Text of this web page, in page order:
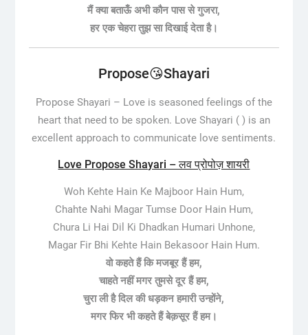
मैं क्या बताऊँ अभी कौन पास से गुजरा,
हर एक चेहरा तुझ सा दिखाई देता है।
Propose😘Shayari
Propose Shayari – Love is seasoned feelings of the
heart that need to be spoken. Love Shayari ( ) is an
excellent approach to communicate love sentiments.
Love Propose Shayari – लव प्रोपोज़ शायरी
Woh Kehte Hain Ke Majboor Hain Hum,
Chahte Nahi Magar Tumse Door Hain Hum,
Chura Li Hai Dil Ki Dhadkan Humari Unhone,
Magar Fir Bhi Kehte Hain Bekasoor Hain Hum.
वो कहते हैं कि मजबूर हैं हम,
चाहते नहीं मगर तुमसे दूर हैं हम,
चुरा ली है दिल की धड़कन हमारी उन्होंने,
मगर फिर भी कहते हैं बेक़सूर हैं हम।